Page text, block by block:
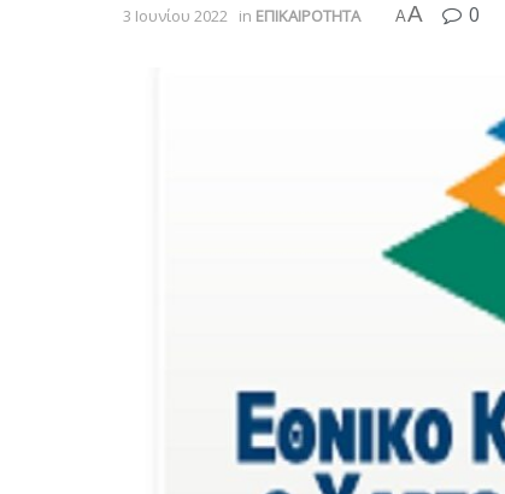
3 Ιουνίου 2022 in ΕΠΙΚΑΙΡΟΤΗΤΑ AA 0